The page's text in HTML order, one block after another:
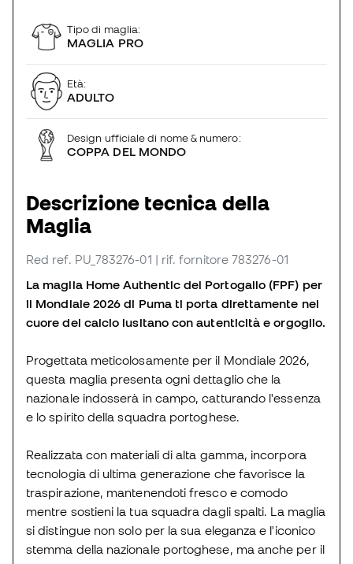
Tipo di maglia:
MAGLIA PRO
Età:
ADULTO
Design ufficiale di nome & numero:
COPPA DEL MONDO
Descrizione tecnica della
Maglia
Red ref. PU_783276-01 | rif. fornitore 783276-01
La maglia Home Authentic del Portogallo (FPF) per
il Mondiale 2026 di Puma ti porta direttamente nel
cuore del calcio lusitano con autenticità e orgoglio.
Progettata meticolosamente per il Mondiale 2026,
questa maglia presenta ogni dettaglio che la
nazionale indosserà in campo, catturando l'essenza
e lo spirito della squadra portoghese.
Realizzata con materiali di alta gamma, incorpora
tecnologia di ultima generazione che favorisce la
traspirazione, mantenendoti fresco e comodo
mentre sostieni la tua squadra dagli spalti. La maglia
si distingue non solo per la sua eleganza e l'iconico
stemma della nazionale portoghese, ma anche per il